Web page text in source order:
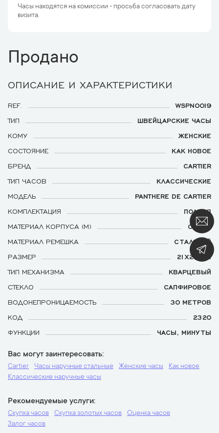
Часы находятся на комиссии - просьба согласовать дату
визита.
Продано
ОПИСАНИЕ И ХАРАКТЕРИСТИКИ
REF.
WSPN0019
ТИП
ШВЕЙЦАРСКИЕ ЧАСЫ
КОМУ
ЖЕНСКИЕ
СОСТОЯНИЕ
КАК НОВОЕ
БРЕНД
CARTIER
ТИП ЧАСОВ
КЛАССИЧЕСКИЕ
МОДЕЛЬ
PANTHERE DE CARTIER
КОМПЛЕКТАЦИЯ
ПОЛНАЯ
МАТЕРИАЛ КОРПУСА (М)
СТАЛЬ
МАТЕРИАЛ РЕМЕШКА
СТАЛЬНОЙ
РАЗМЕР
21Х25 ММ
ТИП МЕХАНИЗМА
КВАРЦЕВЫЙ
СТЕКЛО
САПФИРОВОЕ
ВОДОНЕПРОНИЦАЕМОСТЬ
30 МЕТРОВ
КОД
2320
ФУНКЦИИ
ЧАСЫ, МИНУТЫ
Вас могут заинтересовать
Cartier Часы наручные стальные Женские часы
Как новое
Классические наручные часы
Рекомендуемые услуги
Скупка часов Скупка золотых часов
Оценка часов
Залог часов